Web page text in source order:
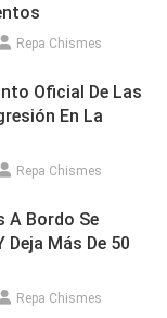
Repa Chismes
Oficial De Las
En La
Repa Chismes
A Bordo Se
Deja Más De 50
Repa Chismes